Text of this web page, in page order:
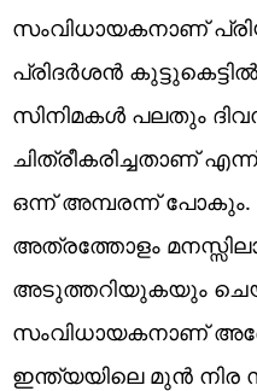
സംവിധായകനാണ്
പ്രിദർശൻ കുട്ടുകെട്ടിൽ
സിനിമകൾ പലതും
ചിത്രീകരിച്ചതാണ്
ഒന്ന് അമ്പരന്ന്
അത്രത്തോളം
അടുത്തറിയുകയും
സംവിധായകനാണ്
ഇന്ത്യയിലെ മുൻ നിര